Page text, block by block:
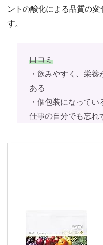
ントの酸化による品質の
す。
口コミ
・飲みやすく、栄
ある
・個包装になって
仕事の自分でも忘れ